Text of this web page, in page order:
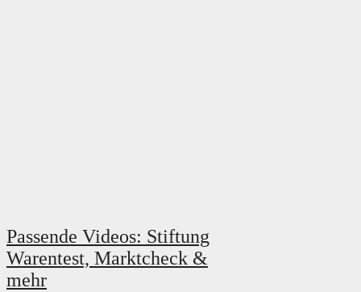
Passende Videos: Stiftung
Warentest, Marktcheck &
mehr